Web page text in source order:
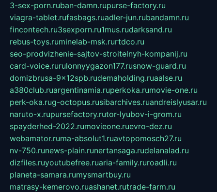
3-sex-porn.ruban-damn.rupurse-factory.ru
viagra-tablet.rufasbags.ruadler-jun.rubandamn.ru
fincontech.ru3sexporn.ru1mus.rudarksand.ru
rebus-toys.ruminelab-msk.rurtdco.ru
seo-prodvizhenie-sajtov-stroitelnyh-kompanij.ru
card-voice.rurulonnyygazon177.rusnow-guard.ru
domizbrusa-9x12spb.rudemaholding.ruaalse.ru
a380club.ruargentinamia.ruperkoka.rumovie-one.ru
perk-oka.rug-octopus.rusibarchives.ruandreislyusar.ru
naruto-x.rupursefactory.rutor-lyubov-i-grom.ru
spayderhed-2022.rumovieone.ruevro-dez.ru
webamator.ruma-absolut1.ruavtopomosch27.ru
nv-750.runews-plain.runertansaga.rudelanalad.ru
dizfiles.ruyoutubefree.ruaria-family.ruroadli.ru
planeta-samara.rumysmartbuy.ru
matrasy-kemerovo.ruashanet.rutrade-farm.ru